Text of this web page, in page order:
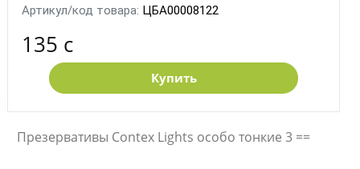
Артикул/код товара: ЦБА00008122
135 c
Купить
Презервативы Сontex Lights особо тонкие 3 ==